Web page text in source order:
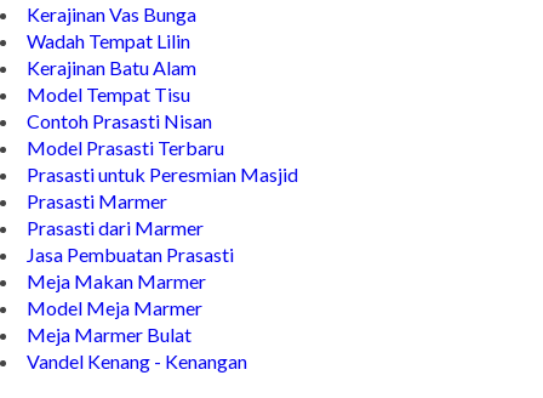
Kerajinan Vas Bunga
Wadah Tempat Lilin
Kerajinan Batu Alam
Model Tempat Tisu
Contoh Prasasti Nisan
Model Prasasti Terbaru
Prasasti untuk Peresmian Masjid
Prasasti Marmer
Prasasti dari Marmer
Jasa Pembuatan Prasasti
Meja Makan Marmer
Model Meja Marmer
Meja Marmer Bulat
Vandel Kenang - Kenangan